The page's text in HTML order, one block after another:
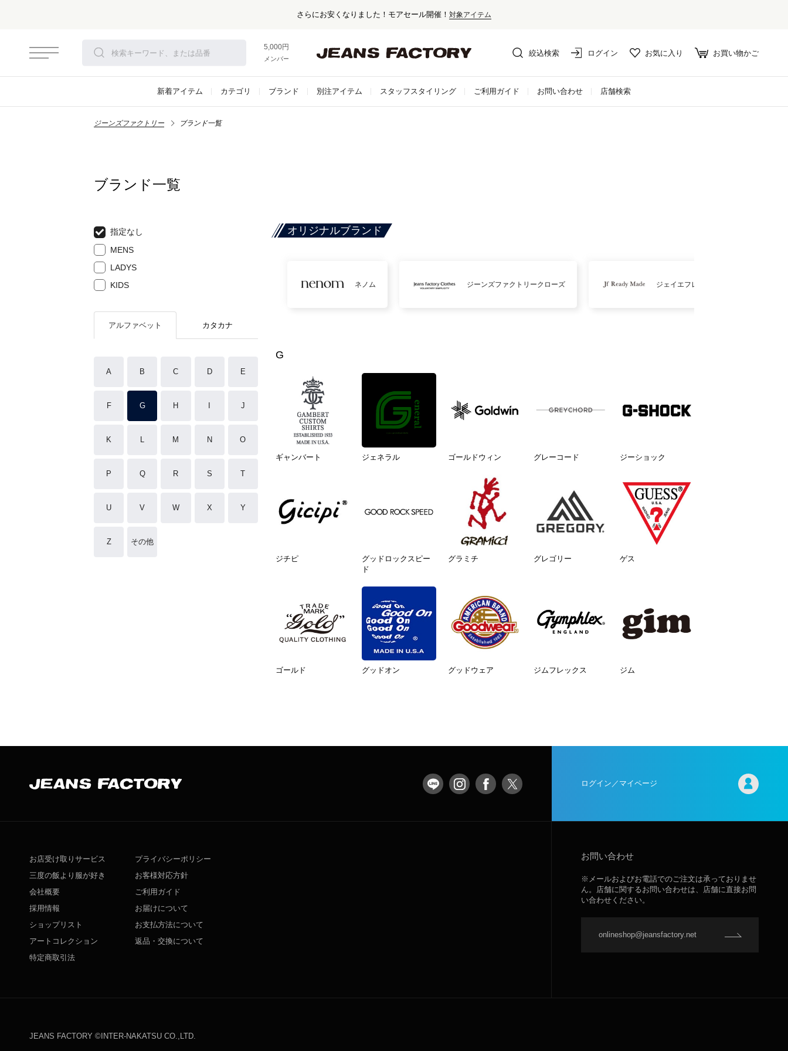
さらにお安くなりました！モアセール開催！ 対象アイテム
5,000円以上お買い上げで送料無料！
メンバー登録でお得な情報をゲット。さらに詳しく
絞込検索 ログイン お気に入り お買い物かご
新着アイテム カテゴリ ブランド 別注アイテム スタッフスタイリング ご利用ガイド お問い合わせ 店舗検索
ジーンズファクトリー ブランド一覧
ブランド一覧
指定なし
MENS
LADYS
KIDS
アルファベット カタカナ
A B C D E
F G H J
K L M N O
P Q R S T
U V W X Y
Z その他
オリジナルブランド
ネノム ジーンズファクトリークローズ ジェイエフレディメイド
G
ギャンバート ジェネラル ゴールドウィン グレーコード ジーショック
ジチピ
グッドロックスピー
ド
グラミチ グレゴリー ゲス
ゴールド グッドオン グッドウェア ジムフレックス ジム
ログイン／マイページ
お店受け取りサービス
三度の飯より服が好き
会社概要
採用情報
ショップリスト
アートコレクション
特定商取引法
プライバシーポリシー
お客様対応方針
ご利用ガイド
お届けについて
お支払方法について
返品・交換について
お問い合わせ
※メールおよびお電話でのご注文は承っておりませ
ん。店舗に関するお問い合わせは、店舗に直接お問
い合わせください。
onlineshop@jeansfactory.net
JEANS FACTORY ©INTER-NAKATSU CO.,LTD.